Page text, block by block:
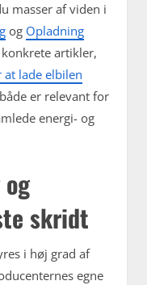
masser af viden i
og Opladning
artikler,
at lade elbilen
er relevant for
energi- og
skridt
i høj grad af
egne